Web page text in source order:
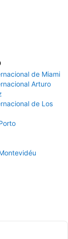
de Miami
Arturo
de Los